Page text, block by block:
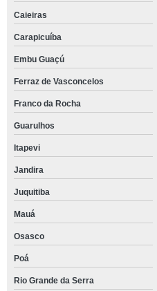
Caieiras
Carapicuíba
Embu Guaçú
Ferraz de Vasconcelos
Franco da Rocha
Guarulhos
Itapevi
Jandira
Juquitiba
Mauá
Osasco
Poá
Rio Grande da Serra